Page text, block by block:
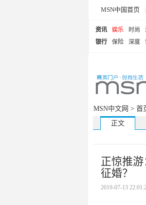
MSN中国首页 |
资讯 娱乐 时尚
银行
保险 深度
MSN中文网 > 首
正文
正惊推
征婚？
2019-07-13